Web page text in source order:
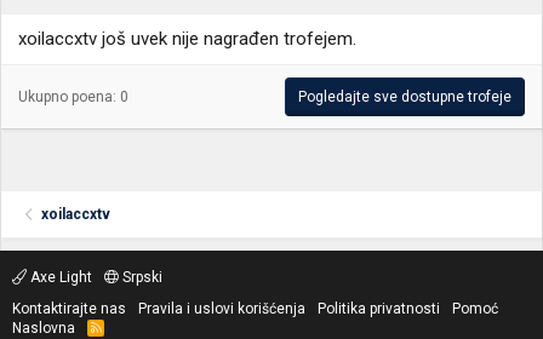
xoilaccxtv još uvek nije nagrađen trofejem.
Ukupno poena: 0 Pogledajte sve dostupne trofeje
xoilaccxtv
Axe Light
Srpski
Kontaktirajte nas
Pravila i uslovi korišćenja Politika privatnosti
Pomoć
Naslovna
R